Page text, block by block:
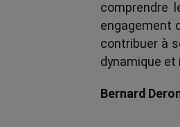
comprendre
engagement
contribuer à
dynamique et
Bernard